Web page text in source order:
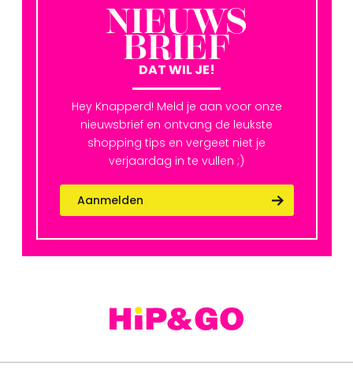
NIEUWS
BRIEF
DAT WIL JE!
Hey Knapperd! Meld je aan voor onze
nieuwsbrief en ontvang de leukste
shopping tips en vergeet niet je
verjaardag in te vullen ;)
Aanmelden